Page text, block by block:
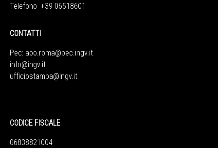
Telefono +39 06518601
CONTATTI
Pec: aoo.roma@pec.ingv.it
info@ingv.it
ufficiostampa@ingv.it
CODICE FISCALE
06838821004